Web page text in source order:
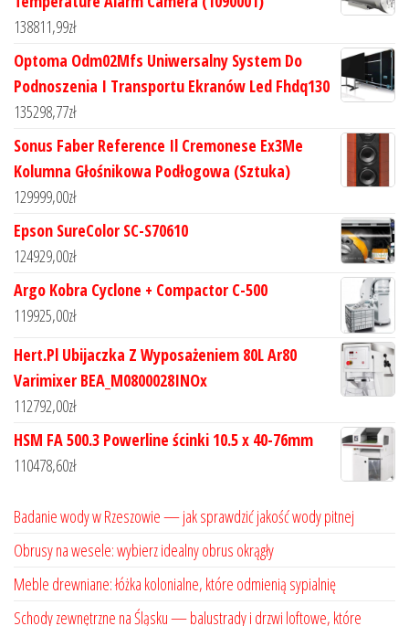
138811,99zł
Optoma Odm02Mfs Uniwersalny System Do
Podnoszenia I Transportu Ekranów Led Fhdq130
135298,77zł
Sonus Faber Reference Il Cremonese Ex3Me
Kolumna Głośnikowa Podłogowa (Sztuka)
129999,00zł
Epson SureColor SC-S70610
124929,00zł
Argo Kobra Cyclone + Compactor C-500
119925,00zł
Hert.Pl Ubijaczka Z Wyposażeniem 80L Ar80
Varimixer BEA_M0800028INOx
112792,00zł
HSM FA 500.3 Powerline ścinki 10.5 x 40-76mm
110478,60zł
Badanie wody w Rzeszowie — jak sprawdzić jakość wody pitnej
Obrusy na wesele: wybierz idealny obrus okrągły
Meble drewniane: łóżka kolonialne, które odmienią sypialnię
Schody zewnętrzne na Śląsku — balustrady i drzwi loftowe, które